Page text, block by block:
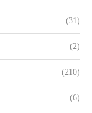
(31)
(2)
(210)
(6)